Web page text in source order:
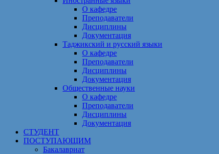
О кафедре
Преподаватели
Дисциплины
Документация
Таджикский и русский языки
О кафедре
Преподаватели
Дисциплины
Документация
Общественные науки
О кафедре
Преподаватели
Дисциплины
Документация
СТУДЕНТ
ПОСТУПАЮЩИМ
Бакалавриат